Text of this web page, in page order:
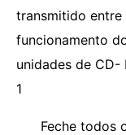
transmitido
funcionamento
unidades de CD-
1
Feche todos